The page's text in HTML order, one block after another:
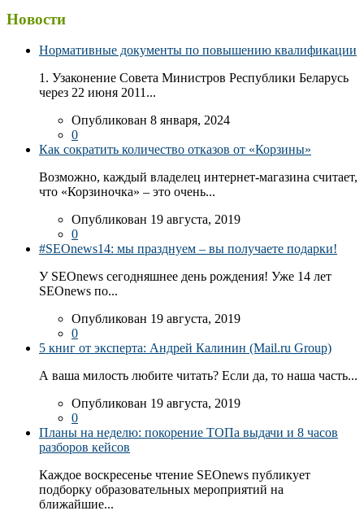
Новости
Нормативные документы по повышению квалификации
1. Узаконение Совета Министров Республики Беларусь
через 22 июня 2011...
Опубликован 8 января, 2024
0
Как сократить количество отказов от «Корзины»
Возможно, каждый владелец интернет-магазина считает,
что «Корзиночка» – это очень...
Опубликован 19 августа, 2019
0
#SEOnews14: мы празднуем – вы получаете подарки!
У SEOnews сегодняшнее день рождения! Уже 14 лет
SEOnews по...
Опубликован 19 августа, 2019
0
5 книг от эксперта: Андрей Калинин (Mail.ru Group)
А ваша милость любите читать? Если да, то наша часть...
Опубликован 19 августа, 2019
0
Планы на неделю: покорение ТОПа выдачи и 8 часов
разборов кейсов
Каждое воскресенье чтение SEOnews публикует
подборку образовательных мероприятий на
ближайшие...